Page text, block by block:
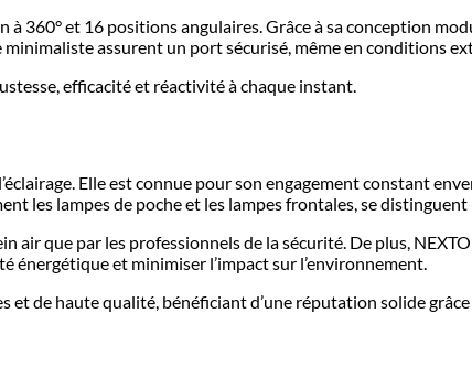
à 360° et 16 positions angulaires. Grâce à sa conception
assurent un port sécurisé, même en conditions
efficacité et réactivité à chaque instant.
Elle est connue pour son engagement constant
les lampes de poche et les lampes frontales, se
air que par les professionnels de la sécurité. De plus,
énergétique et minimiser l’impact sur l’environnement.
et de haute qualité, bénéficiant d’une réputation solide